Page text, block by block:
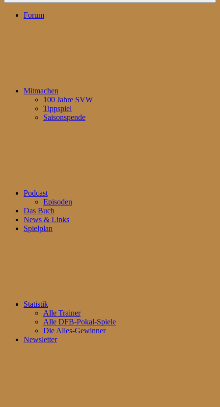
Forum
Mitmachen
100 Jahre SVW
Tippspiel
Saisonspende
Podcast
Episoden
Das Buch
News & Links
Spielplan
Statistik
Alle Trainer
Alle DFB-Pokal-Spiele
Die Alles-Gewinner
Newsletter